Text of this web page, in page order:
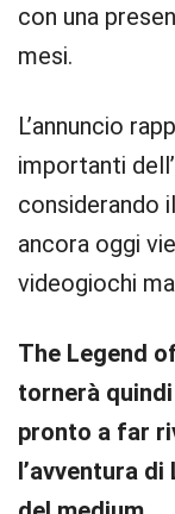
con una
mesi.
L’annuncio
importanti
considerando
ancora oggi
videogiochi
The Legend
tornerà
pronto a far
l’avventura